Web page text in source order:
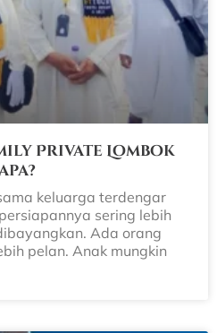
Private Lombok
keluarga terdengar
sering lebih
Ada orang
pelan. Anak mungkin